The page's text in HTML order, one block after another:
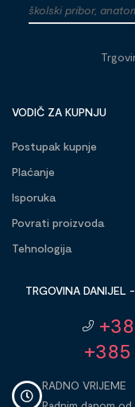
školski pribor,
VODIČ ZA KUPNJU
Postupak kupnje
Plaćanje
Isporuka
Povrati proizvoda
Tehnologija
TRGOVINA DANIJEL
+385
RADNO VRIJEME